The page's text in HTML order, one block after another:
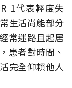
1代表輕度失
生活尚能部分
常迷路且起居
患者對時間、
完全仰賴他人